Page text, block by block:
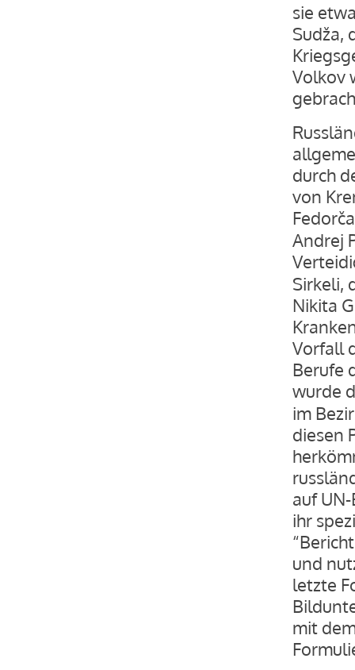
sie
Sudža,
Volkov
durch
von
Andrej
Sirkeli,
Nikita
Vorfall
Berufe
wurde
im
diesen
auf
ihr
und
letzte
mit